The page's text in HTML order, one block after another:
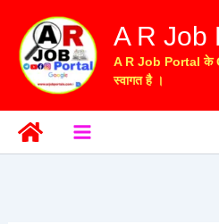
content
A R Job
A R Job Portal के
स्वागत है ।